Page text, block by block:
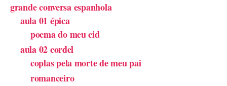
grande conversa espanhola
aula 01 épica
poema do meu cid
aula 02 cordel
coplas pela morte de meu pai
romanceiro